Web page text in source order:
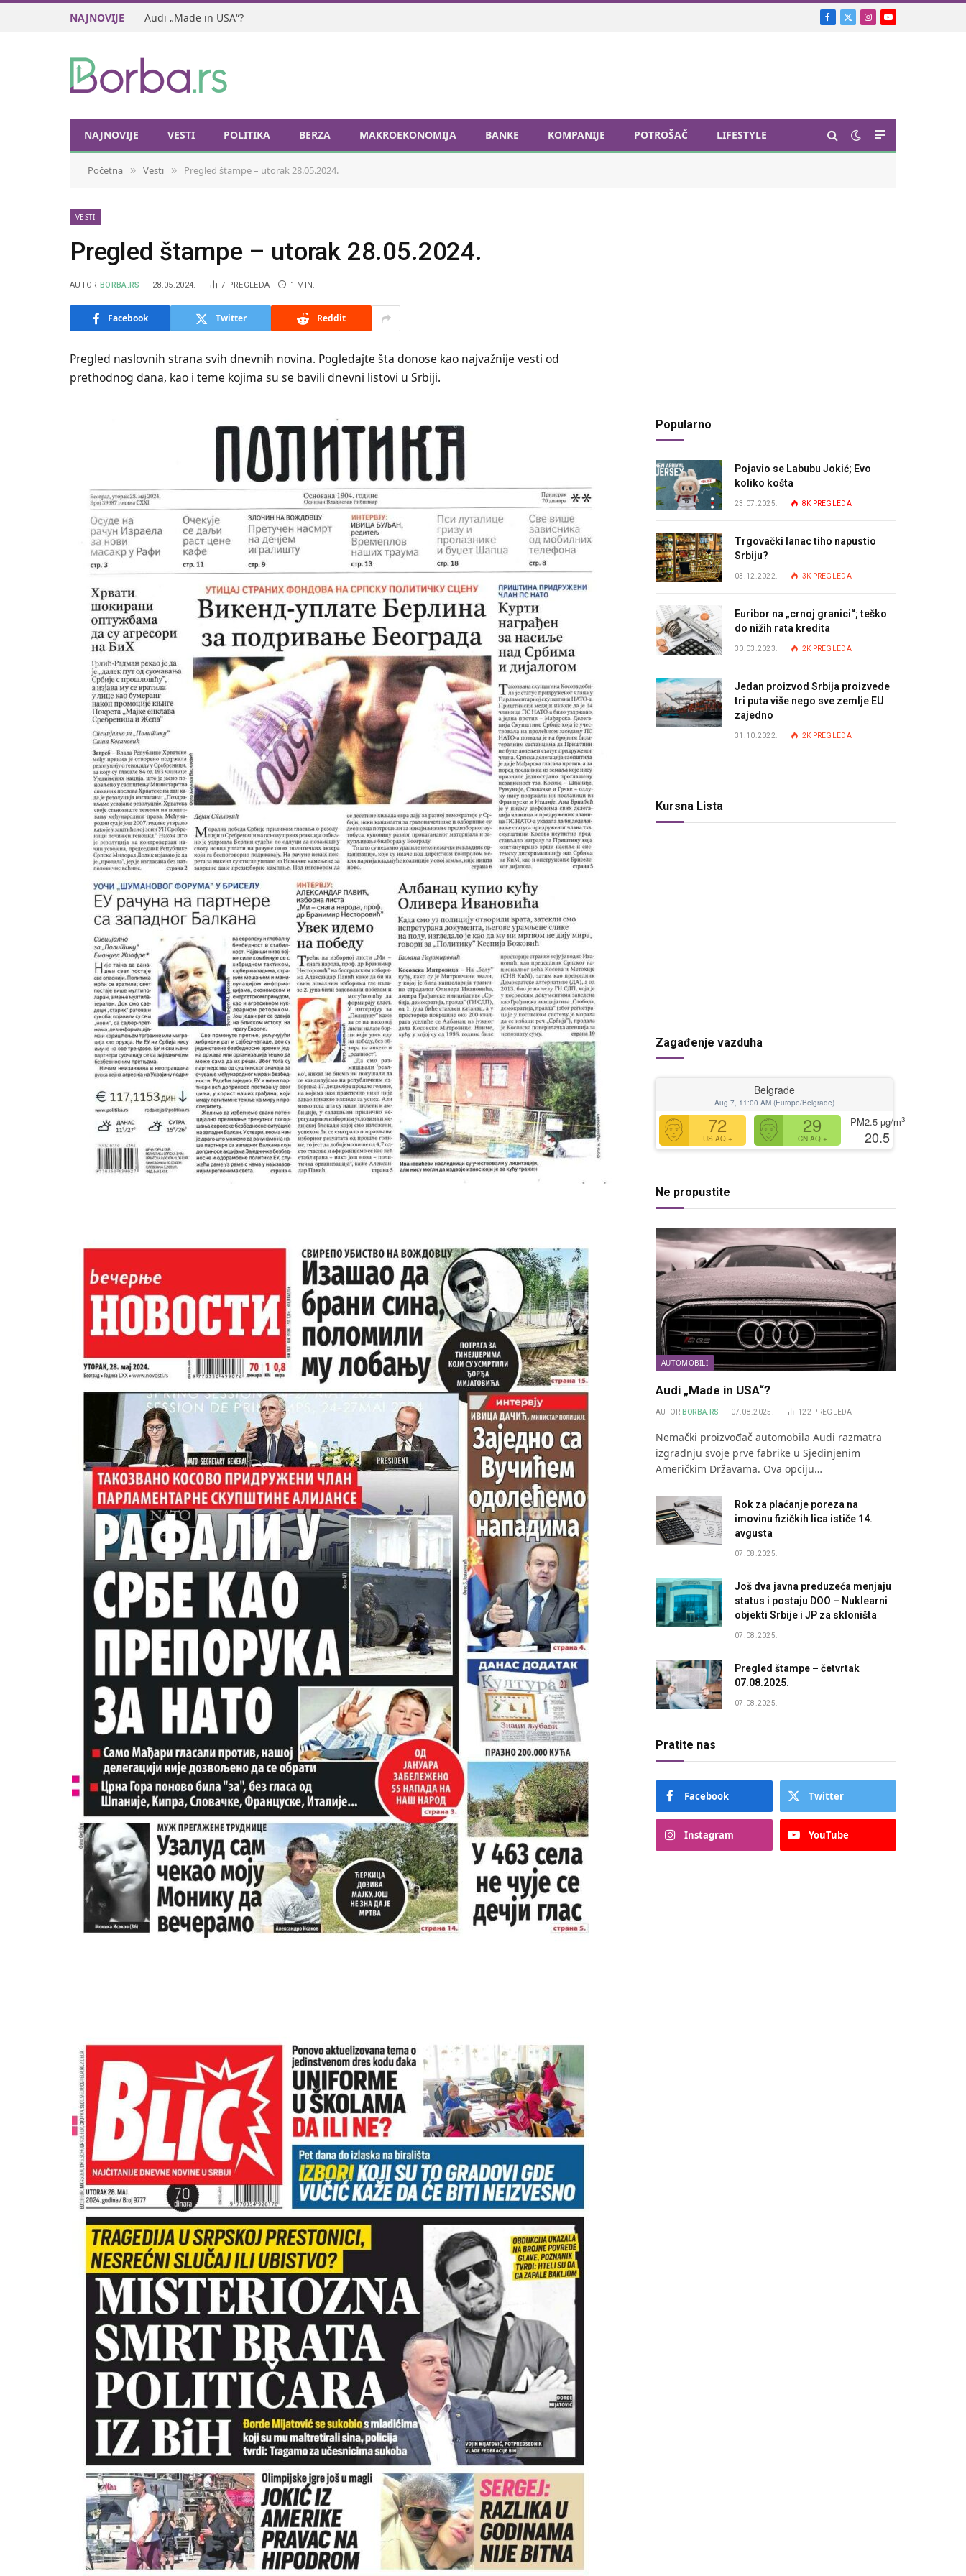
NAJNOVIJE Audi „Made in USA“? Facebook
X
Instagram
YouTube
NAJNOVIJE VESTI POLITIKA BERZA MAKROEKONOMIJA BANKE KOMPANIJE POTROŠAČ LIFESTYLE
Početna » Vesti » Pregled štampe – utorak 28.05.2024.
VESTI
Pregled štampe – utorak 28.05.2024.
AUTOR BORBA.RS 28.05.2024. 7 PREGLEDA 1 MIN.
Facebook Twitter Reddit
Pregled naslovnih strana svih dnevnih novina. Pogledajte šta donose kao najvažnije vesti od
prethodnog dana, kao i teme kojima su se bavili dnevni listovi u Srbiji.
Popularno
Pojavio se Labubu Jokić; Evo
koliko košta
23.07.2025. 8K PREGLEDA
Trgovački lanac tiho napustio
Srbiju?
03.12.2022. 3K PREGLEDA
Euribor na „crnoj granici“; teško
do nižih rata kredita
30.03.2023. 2K PREGLEDA
Jedan proizvod Srbija proizvede
tri puta više nego sve zemlje EU
zajedno
31.10.2022. 2K PREGLEDA
Kursna Lista
Zagađenje vazduha
Belgrade
Aug 7, 11:00 AM (Europe/Belgrade)
72
US AQI+
29
CN AQI+
PM2.5 µg/m3
20.5
Ne propustite
AUTOMOBILI
Audi „Made in USA“?
AUTOR BORBA.RS 07.08.2025. 122 PREGLEDA
Nemački proizvođač automobila Audi razmatra
izgradnju svoje prve fabrike u Sjedinjenim
Američkim Državama. Ova opciju…
Rok za plaćanje poreza na
imovinu fizičkih lica ističe 14.
avgusta
07.08.2025.
Još dva javna preduzeća menjaju
status i postaju DOO – Nuklearni
objekti Srbije i JP za skloništa
07.08.2025.
Pregled štampe – četvrtak
07.08.2025.
07.08.2025.
Pratite nas
Facebook Twitter
Instagram YouTube